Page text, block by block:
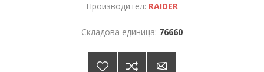
Производител: RAIDER
Складова единица: 76660